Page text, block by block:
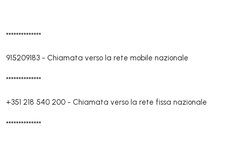
**************
915209183 - Chiamata verso la rete mobile nazionale
**************
+351 218 540 200 - Chiamata verso la rete fissa nazionale
**************